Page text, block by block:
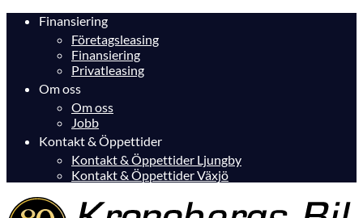
Finansiering
Företagsleasing
Finansiering
Privatleasing
Om oss
Om oss
Jobb
Kontakt & Öppettider
Kontakt & Öppettider Ljungby
Kontakt & Öppettider Växjö